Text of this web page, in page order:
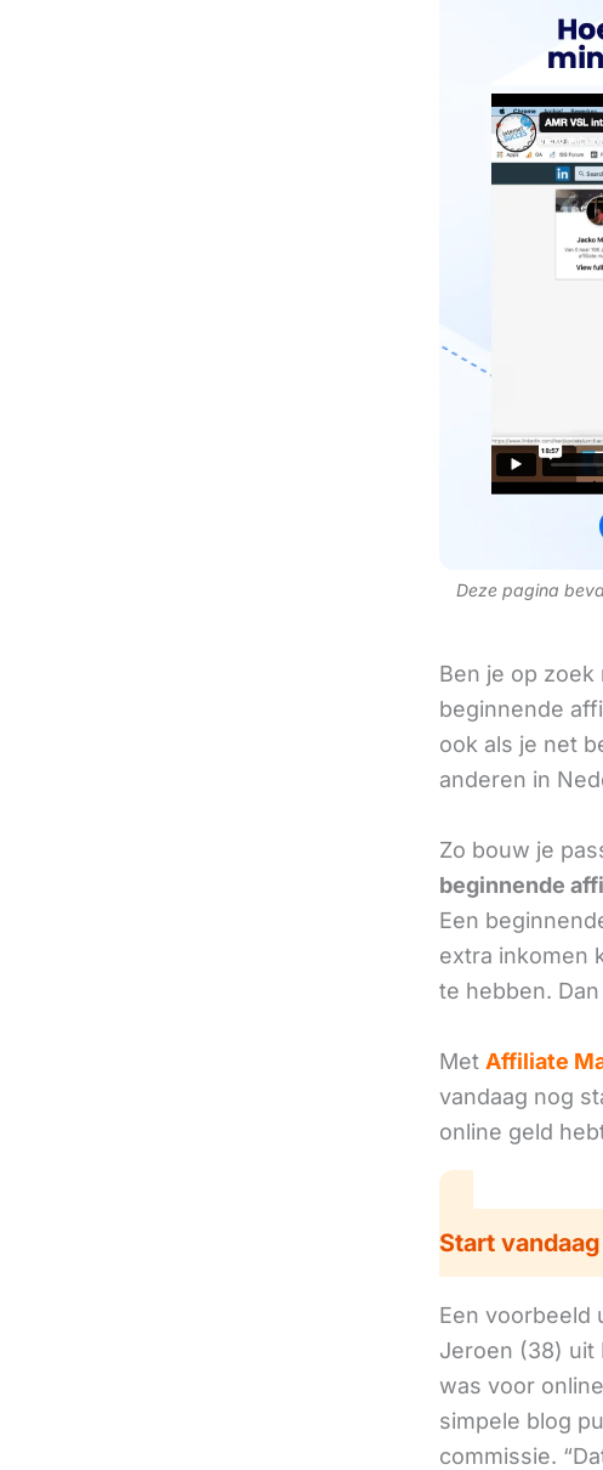
Deze pagina
Ben je op zoek
beginnende
ook als je net
anderen in
Zo bouw je
beginnende
Een
extra inkomen
te hebben.
Met Affiliate
vandaag nog
online geld
Start
Een voorbeeld
Jeroen (38) uit
was voor
simpele blog
commissie.